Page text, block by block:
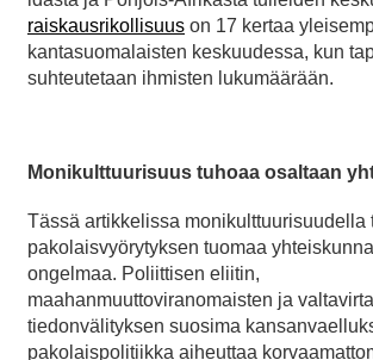
raiskausrikollisuus on 17 kertaa
kantasuomalaisten keskuudessa, kun
suhteutetaan ihmisten lukumäärään.
Monikulttuurisuus tuhoaa osaltaan
Tässä artikkelissa monikulttuurisuudella
pakolaisvyörytyksen tuomaa
ongelmaa. Poliittisen eliitin,
maahanmuuttoviranomaisten ja
tiedonvälityksen suosima
pakolaispolitiikka aiheuttaa